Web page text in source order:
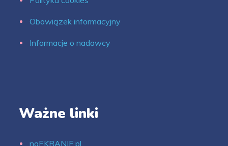
Obowiązek informacyjny
Informacje o nadawcy
Ważne linki
naEKRANIE.pl